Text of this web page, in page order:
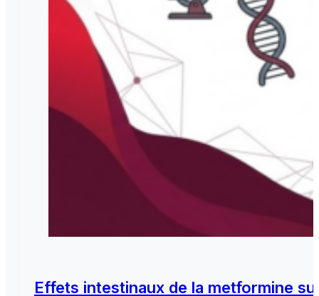
Effets intestinaux de la metformine